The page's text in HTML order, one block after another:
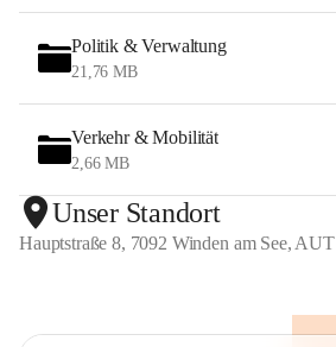
Politik & Verwaltung
21,76 MB
Verkehr & Mobilität
2,66 MB
Unser Standort
Hauptstraße 8, 7092 Winden am See, AUT